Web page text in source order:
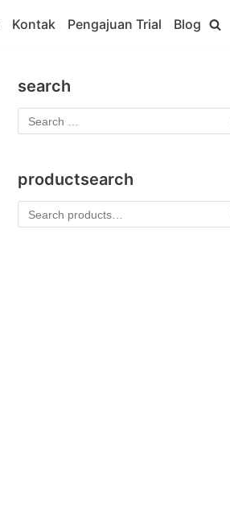
Kontak Pengajuan Trial Blog
search
productsearch